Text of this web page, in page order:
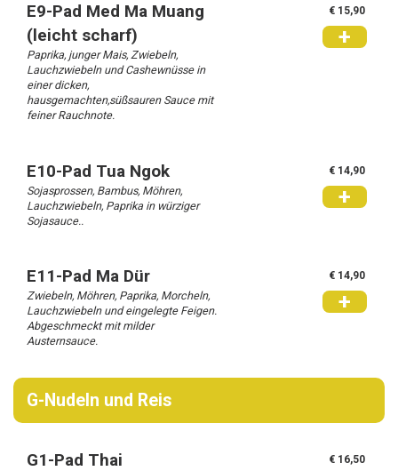
E9-Pad Med Ma Muang
(leicht scharf)
Paprika, junger Mais, Zwiebeln,
Lauchzwiebeln und Cashewnüsse in
einer dicken,
hausgemachten,süßsauren Sauce mit
feiner Rauchnote.
€ 15,90
+
E10-Pad Tua Ngok
Sojasprossen, Bambus, Möhren,
Lauchzwiebeln, Paprika in würziger
Sojasauce..
€ 14,90
+
E11-Pad Ma Dür
Zwiebeln, Möhren, Paprika, Morcheln,
Lauchzwiebeln und eingelegte Feigen.
Abgeschmeckt mit milder
Austernsauce.
€ 14,90
+
G-Nudeln und Reis
G1-Pad Thai € 16,50